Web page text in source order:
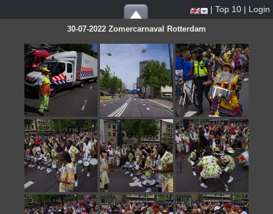
| Top 10 | Login
30-07-2022 Zomercarnaval Rotterdam